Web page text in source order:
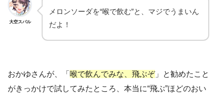
大空スバル
メロンソーダを“喉で飲む”と、マジでうまいん
だよ！
おかゆさんが、「 喉で飲んでみな、飛ぶぞ」と勧めたこと
がきっかけで試してみたところ、本当に“飛ぶ”ほどのおい